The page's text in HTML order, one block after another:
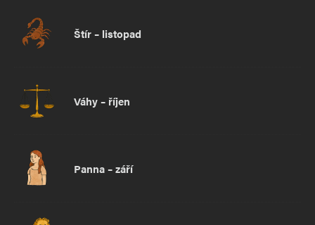
Štír – listopad
Váhy – říjen
Panna – září